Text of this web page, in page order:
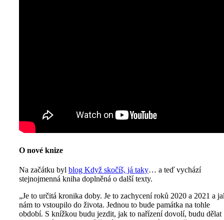
O nové knize
Na začátku byl blog Když skočíš, já taky… a teď vychází
stejnojmenná kniha doplněná o další texty.
„Je to určitá kronika doby. Je to zachycení roků 2020 a 2021 a
nám to vstoupilo do života. Jednou to bude památka na tohle
období. S knížkou budu jezdit, jak to nařízení dovolí, budu dělat